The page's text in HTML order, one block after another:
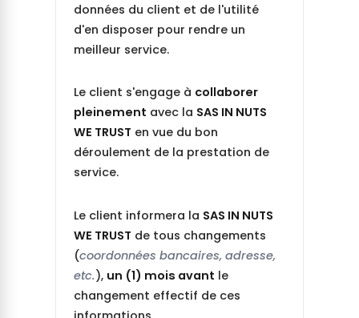
données du client et de l'utilité
d'en disposer pour rendre un
meilleur service.
Le client s'engage à collaborer
pleinement avec la SAS IN NUTS
WE TRUST en vue du bon
déroulement de la prestation de
service.
Le client informera la SAS IN NUTS
WE TRUST de tous changements
(coordonnées bancaires, adresse,
etc.), un (1) mois avant le
changement effectif de ces